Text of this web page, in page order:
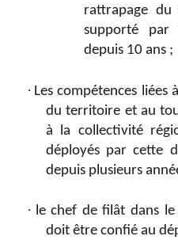
rattrapage
supporté par
depuis 10 ans ;
· Les compétences liées
du territoire et au
à la collectivité
déployés par cette
depuis plusieurs
· le chef de filât dans
doit être confié au